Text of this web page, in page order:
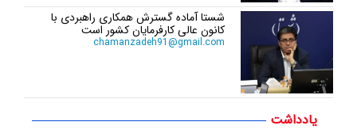
شستا آماده گسترش همکاری راهبردی با
کانون عالی کارفرمایان کشور است
chamanzadeh91@gmail.com
یادداشت